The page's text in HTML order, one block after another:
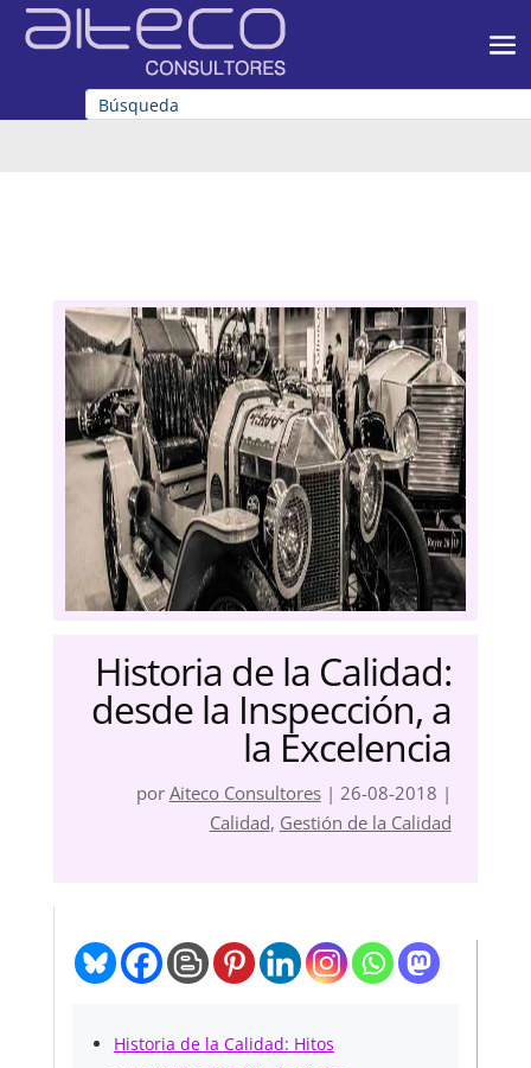
Historia de la Calidad:
desde la Inspección, a
la Excelencia
por Aiteco Consultores| 26-08-2018 |
Calidad, Gestión de la Calidad
Historia de la Calidad: Hitos